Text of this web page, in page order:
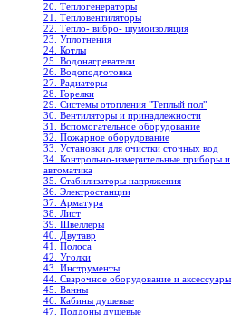
20. Теплогенераторы
21. Тепловентиляторы
22. Тепло- вибро- шумоизоляция
23. Уплотнения
24. Котлы
25. Водонагреватели
26. Водоподготовка
27. Радиаторы
28. Горелки
29. Системы отопления "Теплый пол"
30. Вентиляторы и принадлежности
31. Вспомогательное оборудование
32. Пожарное оборудование
33. Установки для очистки сточных вод
34. Контрольно-измерительные приборы и
автоматика
35. Стабилизаторы напряжения
36. Электростанции
37. Арматура
38. Лист
39. Швеллеры
40. Двутавр
41. Полоса
42. Уголки
43. Инструменты
44. Сварочное оборудование и аксессуары
45. Ванны
46. Кабины душевые
47. Поддоны душевые